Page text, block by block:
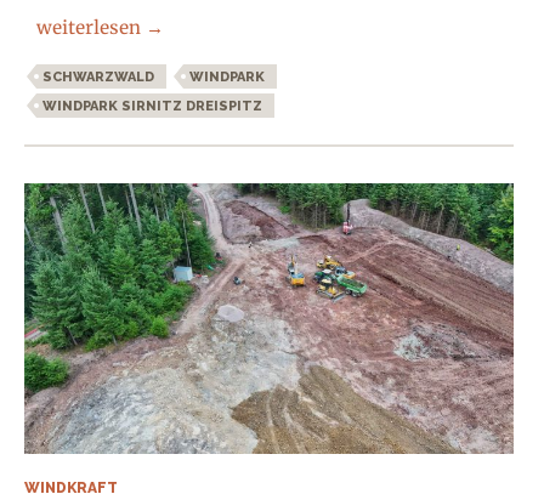
Exkursion Baustelle Windpark Dreispitz/Sirnitz
weiterlesen →
SCHWARZWALD
WINDPARK
WINDPARK SIRNITZ DREISPITZ
WINDKRAFT